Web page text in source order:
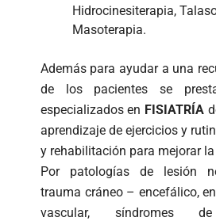
Hidrocinesiterapia,
Masoterapia.
Además para ayudar a una
de los pacientes se
especializados en FISIATRÍA
aprendizaje de ejercicios y
y rehabilitación para mejorar
Por patologías de lesión
trauma cráneo – encefálico,
vascular, síndromes de